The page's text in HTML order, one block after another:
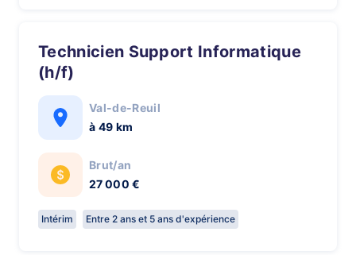
Technicien Support Informatique
(h/f)
Val-de-Reuil
à 49 km
Brut/an
27 000 €
Intérim Entre 2 ans et 5 ans d'expérience